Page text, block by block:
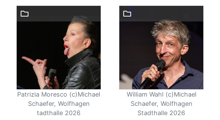
Patrizia Moresco (c)Michael
Schaefer, Wolfhagen
tadthalle 2026
William Wahl (c)Michael
Schaefer, Wolfhagen
Stadthalle 2026